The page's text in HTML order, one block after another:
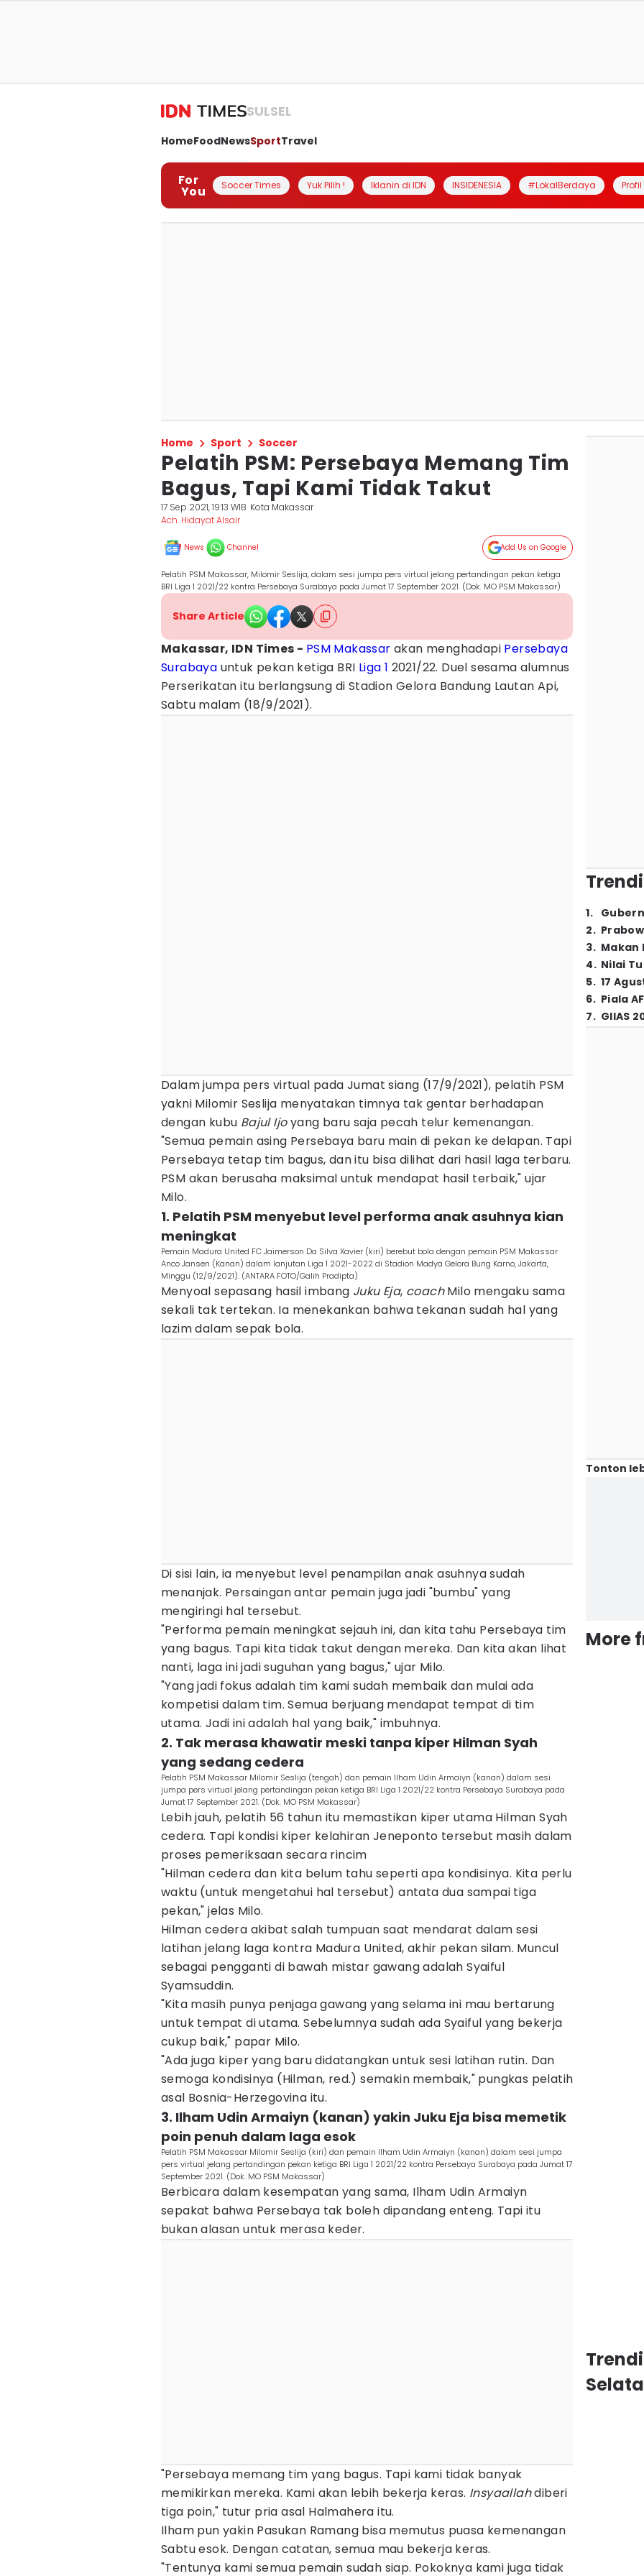
SULSEL
HomeFoodNewsSportTravel
For
You Soccer Times Yuk Pilih ! Iklanin di IDN INSIDENESIA #LokalBerdaya
Home Sport Soccer
Pelatih PSM: Persebaya Memang Tim
Bagus, Tapi Kami Tidak Takut
17 Sep 2021, 19:13 WIB Kota Makassar
Ach. Hidayat Alsair
News Channel Add Us on Google
Pelatih PSM Makassar, Milomir Seslija, dalam sesi jumpa pers virtual jelang pertandingan pekan ketiga
BRI Liga 1 2021/22 kontra Persebaya Surabaya pada Jumat 17 September 2021. (Dok. MO PSM Makassar)
Share Article
Makassar, IDN Times - PSM Makassar akan menghadapi Persebaya
Surabaya untuk pekan ketiga BRI Liga 1 2021/22. Duel sesama alumnus
Perserikatan itu berlangsung di Stadion Gelora Bandung Lautan Api,
Sabtu malam (18/9/2021).
Dalam jumpa pers virtual pada Jumat siang (17/9/2021), pelatih PSM
yakni Milomir Seslija menyatakan timnya tak gentar berhadapan
dengan kubu Bajul Ijoyang baru saja pecah telur kemenangan.
"Semua pemain asing Persebaya baru main di pekan ke delapan. Tapi
Persebaya tetap tim bagus, dan itu bisa dilihat dari hasil laga terbaru.
PSM akan berusaha maksimal untuk mendapat hasil terbaik," ujar
Milo.
1. Pelatih PSM menyebut level performa anak asuhnya kian
meningkat
Pemain Madura United FC Jaimerson Da Silva Xavier (kiri) berebut bola dengan pemain PSM Makassar
Anco Jansen (Kanan) dalam lanjutan Liga 1 2021-2022 di Stadion Madya Gelora Bung Karno, Jakarta,
Minggu (12/9/2021). (ANTARA FOTO/Galih Pradipta)
Menyoal sepasang hasil imbang Juku Eja, coachMilo mengaku sama
sekali tak tertekan. Ia menekankan bahwa tekanan sudah hal yang
lazim dalam sepak bola.
Di sisi lain, ia menyebut level penampilan anak asuhnya sudah
menanjak. Persaingan antar pemain juga jadi "bumbu" yang
mengiringi hal tersebut.
"Performa pemain meningkat sejauh ini, dan kita tahu Persebaya tim
yang bagus. Tapi kita tidak takut dengan mereka. Dan kita akan lihat
nanti, laga ini jadi suguhan yang bagus," ujar Milo.
"Yang jadi fokus adalah tim kami sudah membaik dan mulai ada
kompetisi dalam tim. Semua berjuang mendapat tempat di tim
utama. Jadi ini adalah hal yang baik," imbuhnya.
2. Tak merasa khawatir meski tanpa kiper Hilman Syah
yang sedang cedera
Pelatih PSM Makassar Milomir Seslija (tengah) dan pemain Ilham Udin Armaiyn (kanan) dalam sesi
jumpa pers virtual jelang pertandingan pekan ketiga BRI Liga 1 2021/22 kontra Persebaya Surabaya pada
Jumat 17 September 2021. (Dok. MO PSM Makassar)
Lebih jauh, pelatih 56 tahun itu memastikan kiper utama Hilman Syah
cedera. Tapi kondisi kiper kelahiran Jeneponto tersebut masih dalam
proses pemeriksaan secara rincim
"Hilman cedera dan kita belum tahu seperti apa kondisinya. Kita perlu
waktu (untuk mengetahui hal tersebut) antata dua sampai tiga
pekan," jelas Milo.
Hilman cedera akibat salah tumpuan saat mendarat dalam sesi
latihan jelang laga kontra Madura United, akhir pekan silam. Muncul
sebagai pengganti di bawah mistar gawang adalah Syaiful
Syamsuddin.
"Kita masih punya penjaga gawang yang selama ini mau bertarung
untuk tempat di utama. Sebelumnya sudah ada Syaiful yang bekerja
cukup baik," papar Milo.
"Ada juga kiper yang baru didatangkan untuk sesi latihan rutin. Dan
semoga kondisinya (Hilman, red.) semakin membaik," pungkas pelatih
asal Bosnia-Herzegovina itu.
3. Ilham Udin Armaiyn (kanan) yakin Juku Eja bisa memetik
poin penuh dalam laga esok
Pelatih PSM Makassar Milomir Seslija (kiri) dan pemain Ilham Udin Armaiyn (kanan) dalam sesi jumpa
pers virtual jelang pertandingan pekan ketiga BRI Liga 1 2021/22 kontra Persebaya Surabaya pada Jumat 17
September 2021. (Dok. MO PSM Makassar)
Berbicara dalam kesempatan yang sama, Ilham Udin Armaiyn
sepakat bahwa Persebaya tak boleh dipandang enteng. Tapi itu
bukan alasan untuk merasa keder.
"Persebaya memang tim yang bagus. Tapi kami tidak banyak
memikirkan mereka. Kami akan lebih bekerja keras. Insyaallahdiberi
tiga poin," tutur pria asal Halmahera itu.
Ilham pun yakin Pasukan Ramang bisa memutus puasa kemenangan
Sabtu esok. Dengan catatan, semua mau bekerja keras.
"Tentunya kami semua pemain sudah siap. Pokoknya kami juga tidak
1.
2.
3. Makan
4. Nilai
5. 17
6. Piala
7. GIIAS
Tonton
More